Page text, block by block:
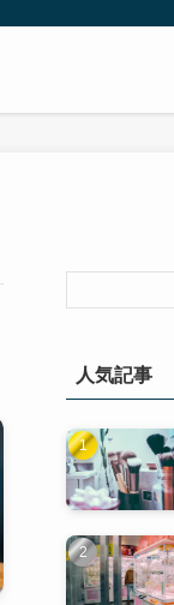
人気記事